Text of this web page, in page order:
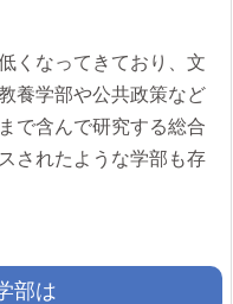
くなってきており、文
養学部や公共政策など
で含んで研究する総合
されたような学部も存
部は